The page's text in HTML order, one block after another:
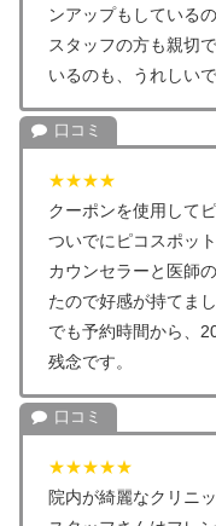
ンアップもしている
スタッフの方も親切
いるのも、うれしいで
★★★★
クーポンを使用して
ついでにピコスポット
カウンセラーと医師
たので好感が持てまし
でも予約時間から、
残念です。
★★★★★
院内が綺麗なクリニッ